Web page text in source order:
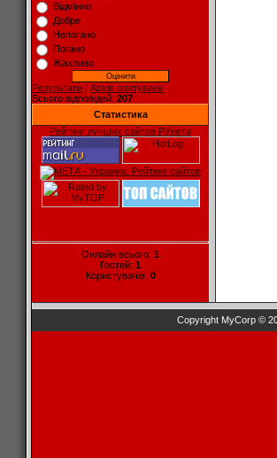
Відмінно
Добре
Непогано
Погано
Жахливо
Результати | Архів опитувань
Всього відповідей: 207
Статистика
Рейтинг лучших сайтов РУнета
Онлайн всього: 1
Гостей: 1
Користувачів: 0
Copyright MyCorp ©